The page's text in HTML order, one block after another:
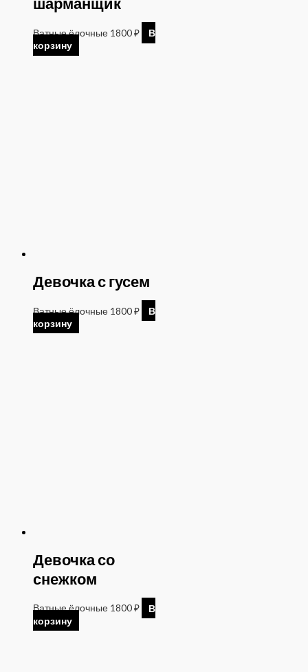
Ватные ёлочные 1800₽
В
корзину
Девочка с гусем
Ватные ёлочные 1800₽
В
корзину
Девочка со
снежком
Ватные ёлочные 1800₽
В
корзину